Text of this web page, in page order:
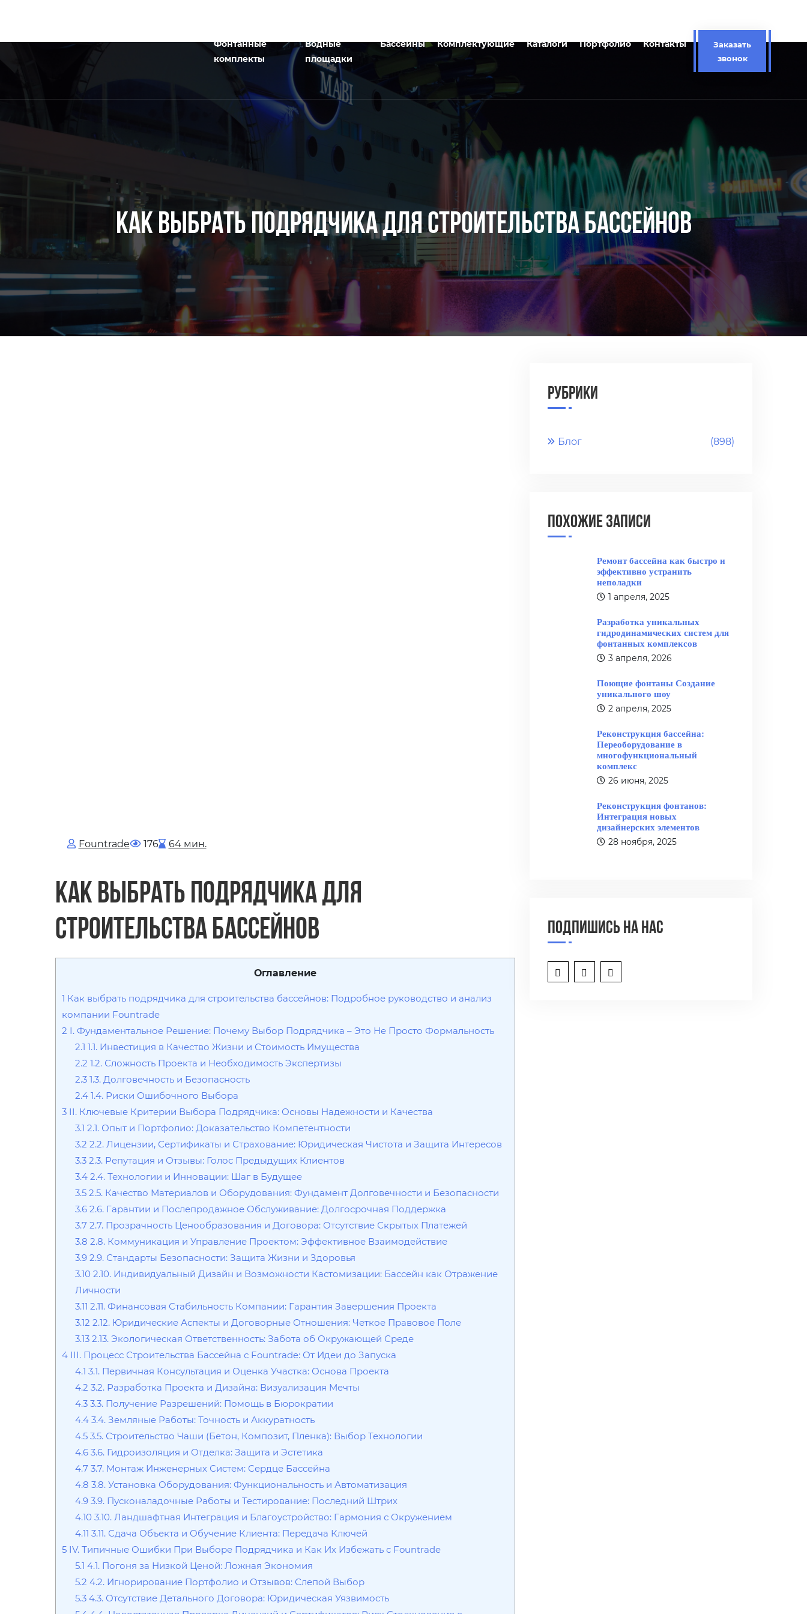
Фонтанные
комплекты
Водные
площадки
Бассейны Комплектующие Каталоги Портфолио Контакты
Заказать
звонок
КАК ВЫБРАТЬ ПОДРЯДЧИКА ДЛЯ СТРОИТЕЛЬСТВА БАССЕЙНОВ
Fоuntrade 176 64 мин.
Как выбрать подрядчика для
строительства бассейнов
Оглавление
1 Как выбрать подрядчика для строительства бассейнов: Подробное руководство и анализ
компании Fountrade
2 I. Фундаментальное Решение: Почему Выбор Подрядчика – Это Не Просто Формальность
2.1 1.1. Инвестиция в Качество Жизни и Стоимость Имущества
2.2 1.2. Сложность Проекта и Необходимость Экспертизы
2.3 1.3. Долговечность и Безопасность
2.4 1.4. Риски Ошибочного Выбора
3II. Ключевые Критерии Выбора Подрядчика: Основы Надежности и Качества
3.1 2.1. Опыт и Портфолио: Доказательство Компетентности
3.2 2.2. Лицензии, Сертификаты и Страхование: Юридическая Чистота и Защита Интересов
3.3 2.3. Репутация и Отзывы: Голос Предыдущих Клиентов
3.4 2.4. Технологии и Инновации: Шаг в Будущее
3.5 2.5. Качество Материалов и Оборудования: Фундамент Долговечности и Безопасности
3.6 2.6. Гарантии и Послепродажное Обслуживание: Долгосрочная Поддержка
3.7 2.7. Прозрачность Ценообразования и Договора: Отсутствие Скрытых Платежей
3.8 2.8. Коммуникация и Управление Проектом: Эффективное Взаимодействие
3.9 2.9. Стандарты Безопасности: Защита Жизни и Здоровья
3.10 2.10. Индивидуальный Дизайн и Возможности Кастомизации: Бассейн как Отражение
Личности
3.11 2.11. Финансовая Стабильность Компании: Гарантия Завершения Проекта
3.12 2.12. Юридические Аспекты и Договорные Отношения: Четкое Правовое Поле
3.13 2.13. Экологическая Ответственность: Забота об Окружающей Среде
4III. Процесс Строительства Бассейна с Fountrade: От Идеи до Запуска
4.1 3.1. Первичная Консультация и Оценка Участка: Основа Проекта
4.2 3.2. Разработка Проекта и Дизайна: Визуализация Мечты
4.3 3.3. Получение Разрешений: Помощь в Бюрократии
4.4 3.4. Земляные Работы: Точность и Аккуратность
4.5 3.5. Строительство Чаши (Бетон, Композит, Пленка): Выбор Технологии
4.6 3.6. Гидроизоляция и Отделка: Защита и Эстетика
4.7 3.7. Монтаж Инженерных Систем: Сердце Бассейна
4.8 3.8. Установка Оборудования: Функциональность и Автоматизация
4.9 3.9. Пусконаладочные Работы и Тестирование: Последний Штрих
4.10 3.10. Ландшафтная Интеграция и Благоустройство: Гармония с Окружением
4.11 3.11. Сдача Объекта и Обучение Клиента: Передача Ключей
5IV. Типичные Ошибки При Выборе Подрядчика и Как Их Избежать с Fountrade
5.1 4.1. Погоня за Низкой Ценой: Ложная Экономия
5.2 4.2. Игнорирование Портфолио и Отзывов: Слепой Выбор
5.3 4.3. Отсутствие Детального Договора: Юридическая Уязвимость
Рубрики
Блог (898)
Похожие записи
Ремонт бассейна как быстро и
эффективно устранить
неполадки
1 апреля, 2025
Разработка уникальных
гидродинамических систем для
фонтанных комплексов
3 апреля, 2026
Поющие фонтаны Создание
уникального шоу
2 апреля, 2025
Реконструкция бассейна:
Переоборудование в
многофункциональный
комплекс
26 июня, 2025
Реконструкция фонтанов:
Интеграция новых
дизайнерских элементов
28 ноября, 2025
Подпишись на нас